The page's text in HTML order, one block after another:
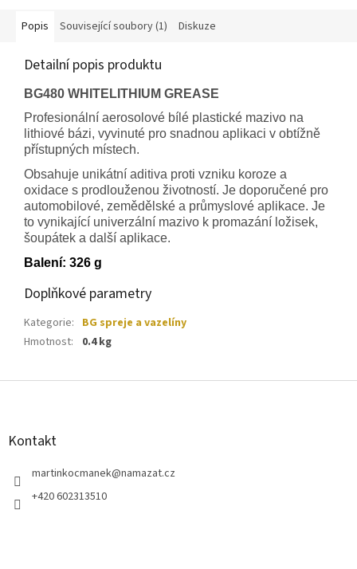
Popis Související soubory (1) Diskuze
Detailní popis produktu
BG480 WHITELITHIUM GREASE
Profesionální aerosolové bílé plastické mazivo na
lithiové bázi, vyvinuté pro snadnou aplikaci v obtížně
přístupných místech.
Obsahuje unikátní aditiva proti vzniku koroze a
oxidace s prodlouženou životností. Je doporučené pro
automobilové, zemědělské a průmyslové aplikace. Je
to vynikající univerzální mazivo k promazání ložisek,
šoupátek a další aplikace.
Balení: 326 g
Doplňkové parametry
Kategorie: BG spreje a vazelíny
Hmotnost: 0.4 kg
Z
Kontakt
martinkocmanek@namazat.cz
+420 602313510